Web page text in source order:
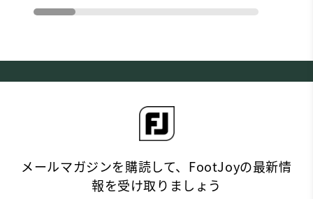
メールマガジンを購読して、FootJoyの最新情
報を受け取りましょう